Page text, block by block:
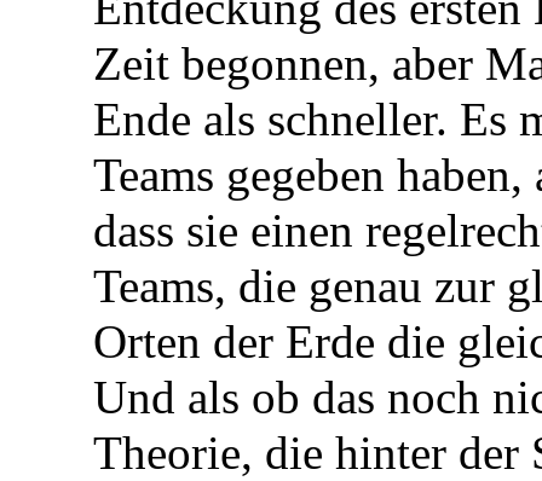
Zeit begonnen, aber
Ende als schneller. Es
Teams gegeben
dass sie einen
Teams, die genau zur
Orten der Erde die
Und als ob das noch
Theorie, die hinter der